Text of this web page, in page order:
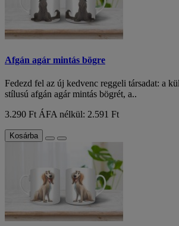
Afgán agár mintás bögre
Fedezd fel az új kedvenc reggeli társadat: a
stílusú afgán agár mintás bögrét, a..
3.290 Ft ÁFA nélkül: 2.591 Ft
Kosárba